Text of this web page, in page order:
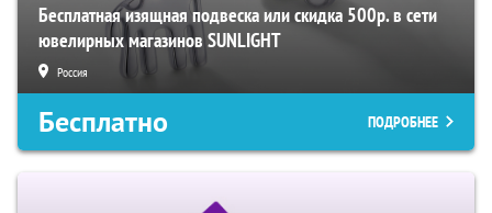
Бесплатная изящная подвеска или скидка 500р. в сети
ювелирных магазинов SUNLIGHT
Россия
Бесплатно ПОДРОБНЕЕ